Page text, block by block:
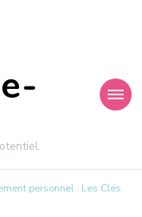
personnel : Les Clés